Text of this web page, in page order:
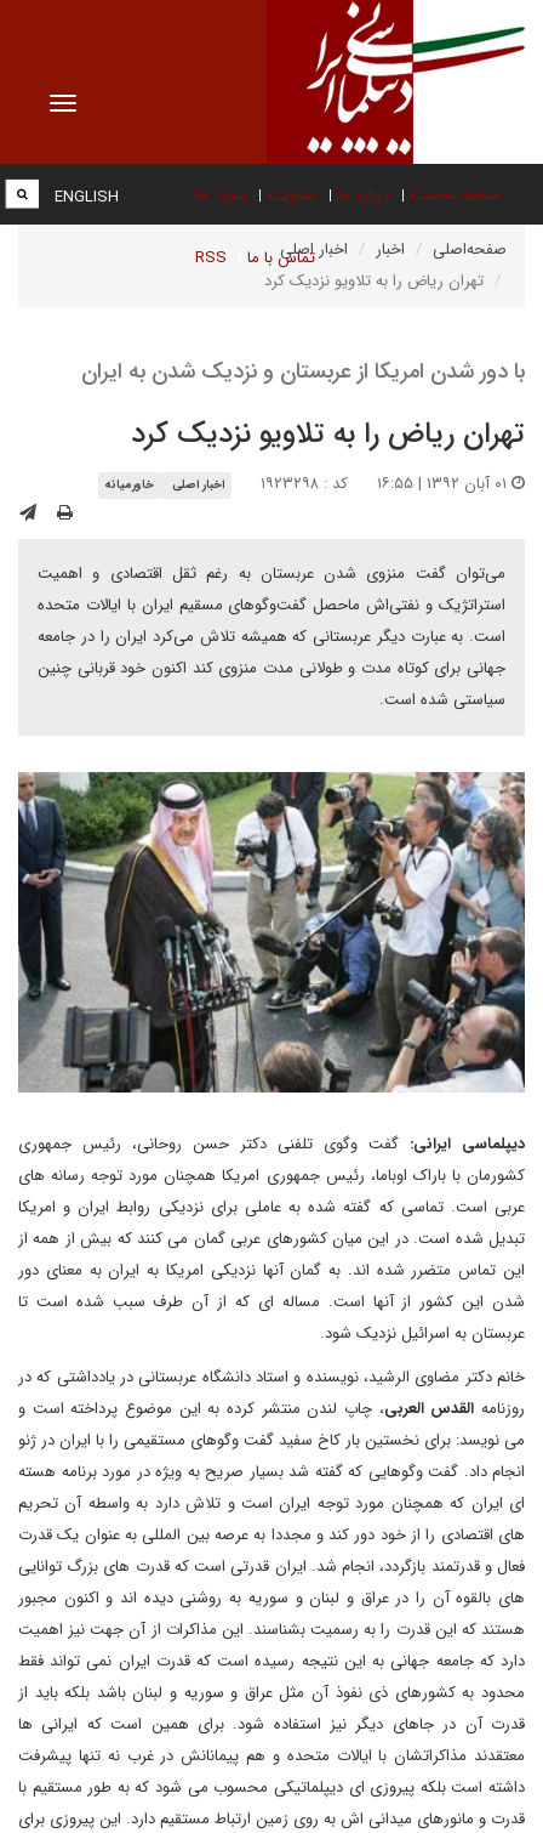
Toggle
صفحه نخست درباره ما عضویت پیوند ها
تماس با ما RSS
ENGLISH
صفحه‌اصلی اخبار
اخبار اصلی
تهران ریاض را به تلاویو نزدیک کرد
با دور شدن امریکا از عربستان و نزدیک شدن به ایران
تهران ریاض را به تلاویو نزدیک کرد
کد : ۱۹۲۳۲۹۸ اخبار اصلی خاورمیانه
می‌توان گفت منزوی شدن عربستان به رغم ثقل اقتصادی و اهمیت
استراتژیک و نفتی‌اش ماحصل گفت‌وگوهای مسقیم ایران با ایالات متحده
است. به عبارت دیگر عربستانی که همیشه تلاش می‌کرد ایران را در جامعه
جهانی برای کوتاه مدت و طولانی مدت منزوی کند اکنون خود قربانی چنین
سیاستی شده است.
دیپلماسی ایرانی: گفت وگوی تلفنی دکتر حسن روحانی، رئیس جمهوری
کشورمان با باراک اوباما، رئیس جمهوری امریکا همچنان مورد توجه رسانه های
عربی است. تماسی که گفته شده به عاملی برای نزدیکی روابط ایران و امریکا
تبدیل شده است. در این میان کشورهای عربی گمان می کنند که بیش از همه از
این تماس متضرر شده اند. به گمان آنها نزدیکی امریکا به ایران به معنای دور
شدن این کشور از آنها است. مساله ای که از آن طرف سبب شده است تا
عربستان به اسرائیل نزدیک شود.
خانم دکتر مضاوی الرشید، نویسنده و استاد دانشگاه عربستانی در یادداشتی که در
روزنامه القدس العربی، چاپ لندن منتشر کرده به این موضوع پرداخته است و
می نویسد: برای نخستین بار کاخ سفید گفت وگوهای مستقیمی را با ایران در ژنو
انجام داد. گفت وگوهایی که گفته شد بسیار صریح به ویژه در مورد برنامه هسته
ای ایران که همچنان مورد توجه ایران است و تلاش دارد به واسطه آن تحریم
های اقتصادی را از خود دور کند و مجددا به عرصه بین المللی به عنوان یک قدرت
فعال و قدرتمند بازگردد، انجام شد. ایران قدرتی است که قدرت های بزرگ توانایی
های بالقوه آن را در عراق و لبنان و سوریه به روشنی دیده اند و اکنون مجبور
هستند که این قدرت را به رسمیت بشناسند. این مذاکرات از آن جهت نیز اهمیت
دارد که جامعه جهانی به این نتیجه رسیده است که قدرت ایران نمی تواند فقط
محدود به کشورهای ذی نفوذ آن مثل عراق و سوریه و لبنان باشد بلکه باید از
قدرت آن در جاهای دیگر نیز استفاده شود. برای همین است که ایرانی ها
معتقدند مذاکراتشان با ایالات متحده و هم پیمانانش در غرب نه تنها پیشرفت
داشته است بلکه پیروزی ای دیپلماتیکی محسوب می شود که به طور مستقیم با
قدرت و مانورهای میدانی اش به روی زمین ارتباط مستقیم دارد. این پیروزی برای